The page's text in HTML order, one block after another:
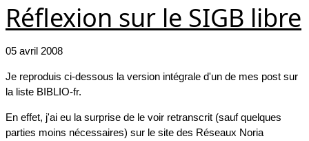
Réflexion sur le SIGB libre
05 avril 2008
Je reproduis ci-dessous la version intégrale d'un de mes post sur
la liste BIBLIO-fr.
En effet, j'ai eu la surprise de le voir retranscrit (sauf quelques
parties moins nécessaires) sur le site des Réseaux Noria